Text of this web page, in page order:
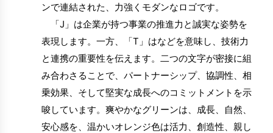
ンで連結された、力強くモダンなロゴです。
「J」は企業が持つ事業の推進力と誠実な姿勢を
表現します。一方、「T」はなどを意味し、技術力
と連携の重要性を伝えます。二つの文字が密接に組
み合わさることで、パートナーシップ、協調性、相
乗効果、そして堅実な成長へのコミットメントを示
唆しています。爽やかなグリーンは、成長、自然、
安心感を、温かいオレンジ色は活力、創造性、親し